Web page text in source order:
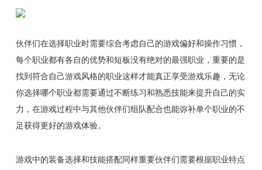
伙伴们在选择职业时需要综合考虑自己的游戏偏好和操作习惯，
每个职业都有各自的优势和短板没有绝对的最强职业，重要的是
找到符合自己游戏风格的职业这样才能真正享受游戏乐趣，无论
你选择哪个职业都需要通过不断练习和熟悉技能来提升自己的实
力，在游戏过程中与其他伙伴们组队配合也能弥补单个职业的不
足获得更好的游戏体验。
游戏中的装备选择和技能搭配同样重要伙伴们需要根据职业特点